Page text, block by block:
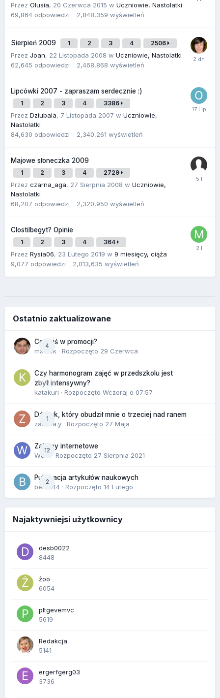
Przez Olusia, 20 Czerwca 2015 w Uczniowie, Nastolatki
69,864 odpowiedzi 2,848,359 wyświetleń
Sierpień 2009 1 2 3 4 2506
Przez Joan, 22 Listopada 2008 w Uczniowie, Nastolatki
62,645 odpowiedzi 2,468,868 wyświetleń
Lipcówki 2007 - zapraszam serdecznie :)
1 2 3 4 3386
Przez Dziubala, 7 Listopada 2007 w Uczniowie,
Nastolatki
84,630 odpowiedzi 2,340,261 wyświetleń
Majowe słoneczka 2009
1 2 3 4 2729
Przez czarna_aga, 27 Sierpnia 2008 w Uczniowie,
Nastolatki
68,207 odpowiedzi 2,320,950 wyświetleń
Clostilbegyt? Opinie
1 2 3 4 364
Przez Rysia06, 23 Lutego 2019 w 9 miesięcy, ciąża
9,077 odpowiedzi 2,013,635 wyświetleń
Ostatnio zaktualizowane
4
Co dziś w promocji?
maciek · Rozpoczęto 29 Czerwca
0
Czy harmonogram zajęć w przedszkolu jest
zbyt intensywny?
katakuri · Rozpoczęto Wczoraj o 07:57
1
Dźwięk, który obudził mnie o trzeciej nad ranem
zackr.a.y · Rozpoczęto 27 Maja
12
Zakupy internetowe
Wula · Rozpoczęto 27 Sierpnia 2021
2
Publikacja artykułów naukowych
berus44 · Rozpoczęto 14 Lutego
Najaktywniejsi użytkownicy
desb0022
8448
żoo
6054
pltgevemvc
5619
Redakcja
5141
ergerfgerg03
3736